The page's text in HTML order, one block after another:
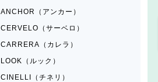
ANCHOR（アンカー）
CERVELO（サーベロ）
CARRERA（カレラ）
LOOK（ルック）
CINELLI（チネリ）